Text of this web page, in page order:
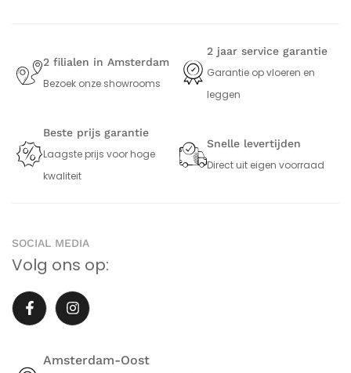
2 filialen in Amsterdam
Bezoek onze showrooms
2 jaar service garantie
Garantie op vloeren en
leggen
Beste prijs garantie
Laagste prijs voor hoge
kwaliteit
Snelle levertijden
Direct uit eigen voorraad
Amsterdam-Oost
SOCIAL MEDIA
Volg ons op: